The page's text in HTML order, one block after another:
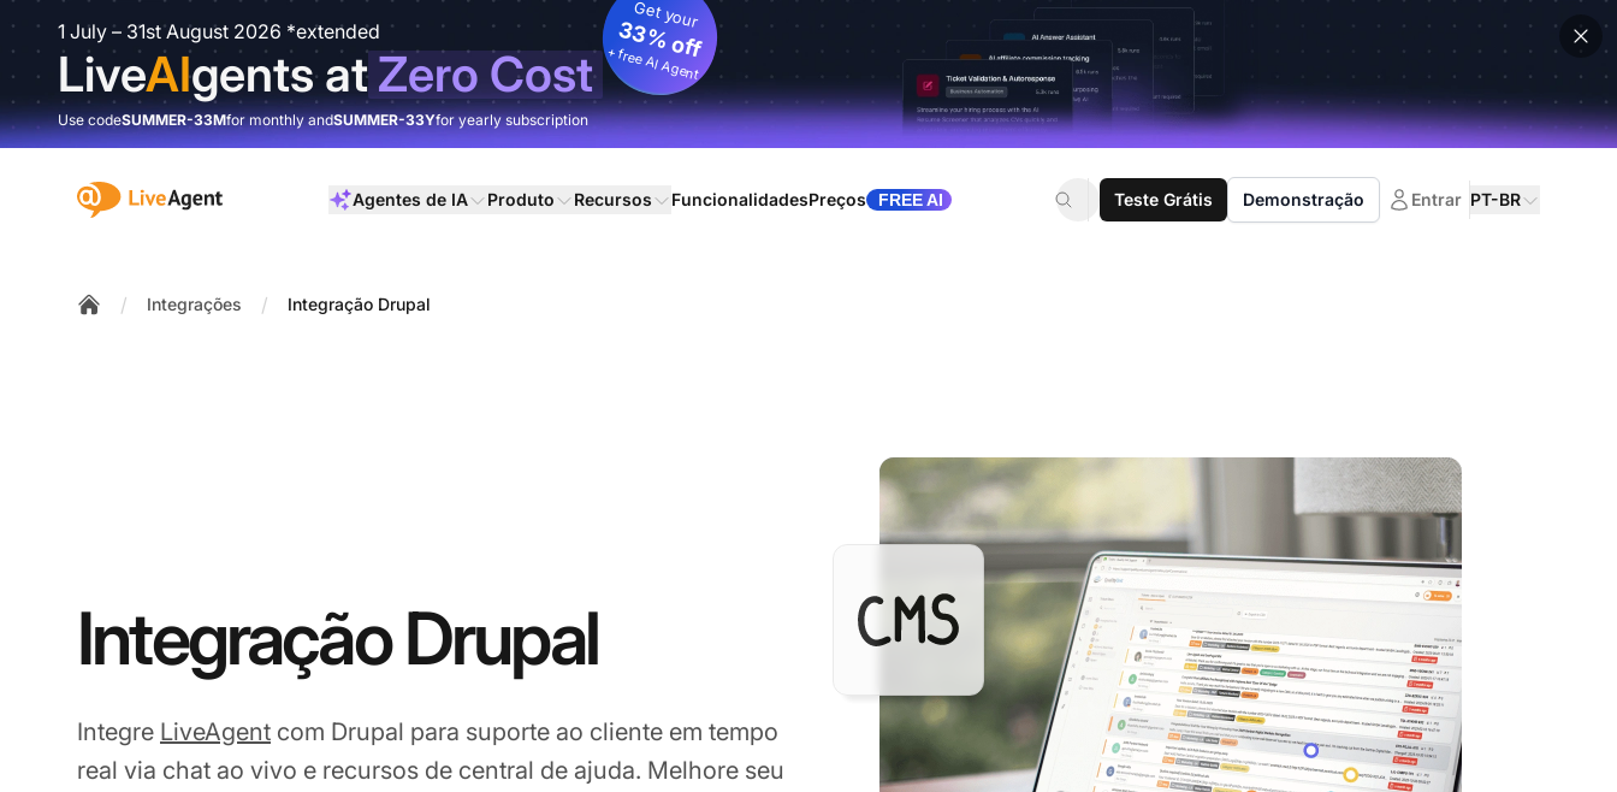
1 July – 31st August 2026 *extended
LiveAIgents atZero Cost
Get your
33% off
+ free AI Agent
Use codeSUMMER-33Mfor monthly andSUMMER-33Yfor yearly subscription
:site.title Agentes de IA Produto Recursos FuncionalidadesPreços FREE AI Teste Grátis Demonstração Entrar PT-BR
/ Integrações / Integração Drupal
Integração Drupal
Integre LiveAgent com Drupal para suporte ao cliente em tempo
real via chat ao vivo e recursos de central de ajuda. Melhore seu